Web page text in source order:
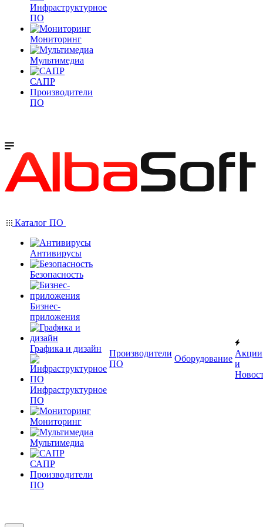
Инфраструктурное
ПО
Мониторинг
Мультимедиа
САПР
Производители
ПО
Каталог ПО
Антивирусы
Безопасность
Бизнес-
приложения
Графика и дизайн
Инфраструктурное
ПО
Мониторинг
Мультимедиа
САПР
Производители
ПО
Производители
ПО
Оборудование
Акции
и